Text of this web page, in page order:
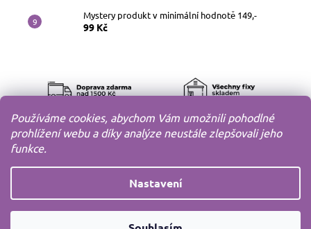
Používáme cookies, abychom Vám umožnili pohodlné
prohlížení webu a díky analýze neustále zlepšovali jeho
funkce.
Nastavení
Mystery produkt v minimální hodnotě 149,-
99 Kč